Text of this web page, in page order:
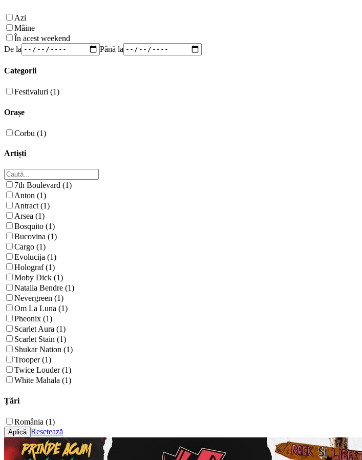
Azi
Mâine
În acest weekend
De la
Până la
Categorii
Festivaluri (1)
Orașe
Corbu (1)
Artiști
7th Boulevard (1)
Anton (1)
Antract (1)
Arsea (1)
Bosquito (1)
Bucovina (1)
Cargo (1)
Evolucija (1)
Holograf (1)
Moby Dick (1)
Natalia Bendre (1)
Nevergreen (1)
Om La Luna (1)
Pheonix (1)
Scarlet Aura (1)
Scarlet Stain (1)
Shukar Nation (1)
Trooper (1)
Twice Louder (1)
White Mahala (1)
Țări
România (1)
Resetează